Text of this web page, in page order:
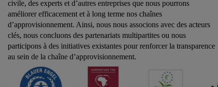
civile, des experts et d’autres entreprises que nous pourrons
améliorer efficacement et à long terme nos chaînes
d’approvisionnement. Ainsi, nous nous associons avec des acteurs
clés, nous concluons des partenariats multipartites ou nous
participons à des initiatives existantes pour renforcer la transparence
au sein de la chaîne d’approvisionnement.